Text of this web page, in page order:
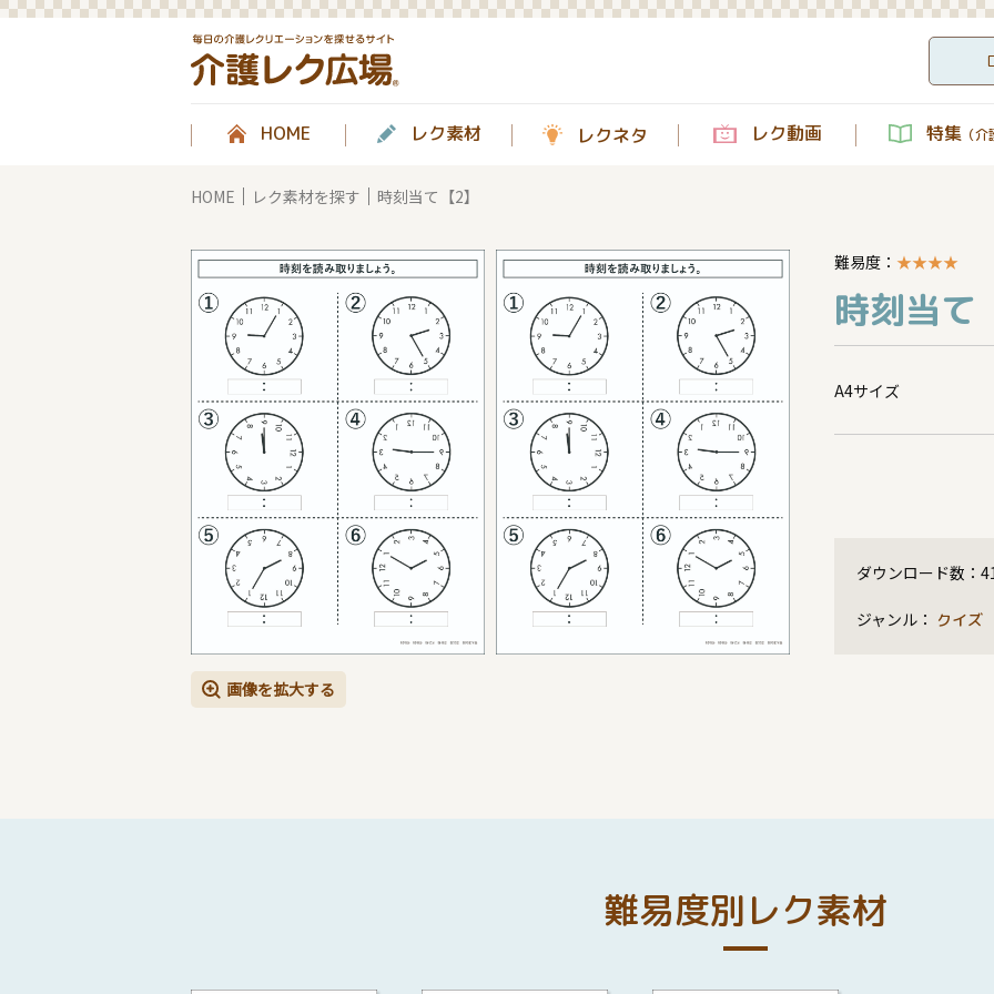
HOME レク素材 レクネタ レク動画 特集 （
HOME レク素材を探す 時刻当て【2】
画像を拡大する
難易度： ★★★★
時刻当
A4サイズ
ダウンロード数：
ジャンル： クイズ
難易度別レク素材